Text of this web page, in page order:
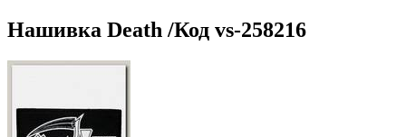
Нашивка Death /Код vs-258216